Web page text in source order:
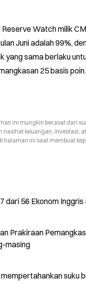
Watch milik
Juni adalah 99%,
yang sama berlaku
25 basis poin.
ini mungkin berasal dari
nasihat keuangan,
ini saat membuat
dari 56 Ekonom
Prakiraan
masing
suku